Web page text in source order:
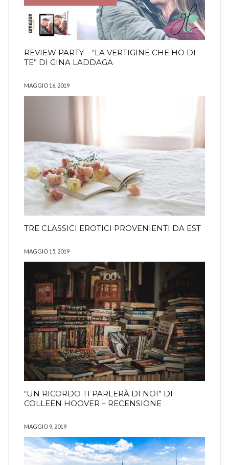
REVIEW PARTY – “LA VERTIGINE CHE HO DI
TE” DI GINA LADDAGA
MAGGIO 16, 2019
TRE CLASSICI EROTICI PROVENIENTI DA EST
MAGGIO 15, 2019
“UN RICORDO TI PARLERÀ DI NOI” DI
COLLEEN HOOVER – RECENSIONE
MAGGIO 9, 2019